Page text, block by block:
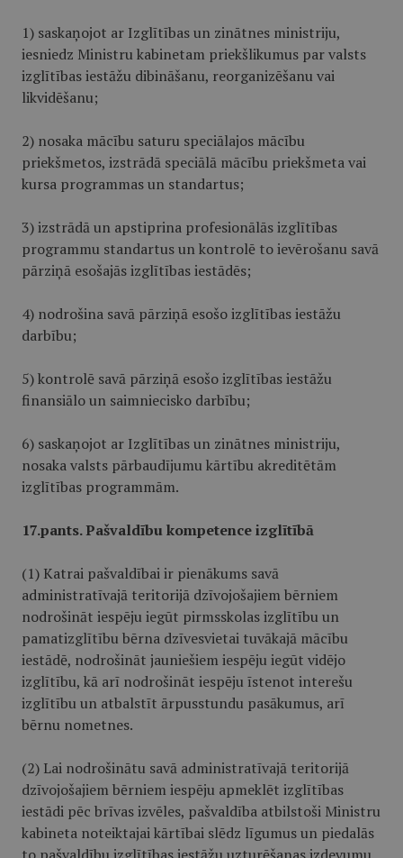
1) saskaņojot ar Izglītības un zinātnes ministriju,
iesniedz Ministru kabinetam priekšlikumus par valsts
izglītības iestāžu dibināšanu, reorganizēšanu vai
likvidēšanu;
2) nosaka mācību saturu speciālajos mācību
priekšmetos, izstrādā speciālā mācību priekšmeta vai
kursa programmas un standartus;
3) izstrādā un apstiprina profesionālās izglītības
programmu standartus un kontrolē to ievērošanu savā
pārziņā esošajās izglītības iestādēs;
4) nodrošina savā pārziņā esošo izglītības iestāžu
darbību;
5) kontrolē savā pārziņā esošo izglītības iestāžu
finansiālo un saimniecisko darbību;
6) saskaņojot ar Izglītības un zinātnes ministriju,
nosaka valsts pārbaudījumu kārtību akreditētām
izglītības programmām.
17.pants. Pašvaldību kompetence izglītībā
(1) Katrai pašvaldībai ir pienākums savā
administratīvajā teritorijā dzīvojošajiem bērniem
nodrošināt iespēju iegūt pirmsskolas izglītību un
pamatizglītību bērna dzīvesvietai tuvākajā mācību
iestādē, nodrošināt jauniešiem iespēju iegūt vidējo
izglītību, kā arī nodrošināt iespēju īstenot interešu
izglītību un atbalstīt ārpusstundu pasākumus, arī
bērnu nometnes.
(2) Lai nodrošinātu savā administratīvajā teritorijā
dzīvojošajiem bērniem iespēju apmeklēt izglītības
iestādi pēc brīvas izvēles, pašvaldība atbilstoši Ministru
kabineta noteiktajai kārtībai slēdz līgumus un piedalās